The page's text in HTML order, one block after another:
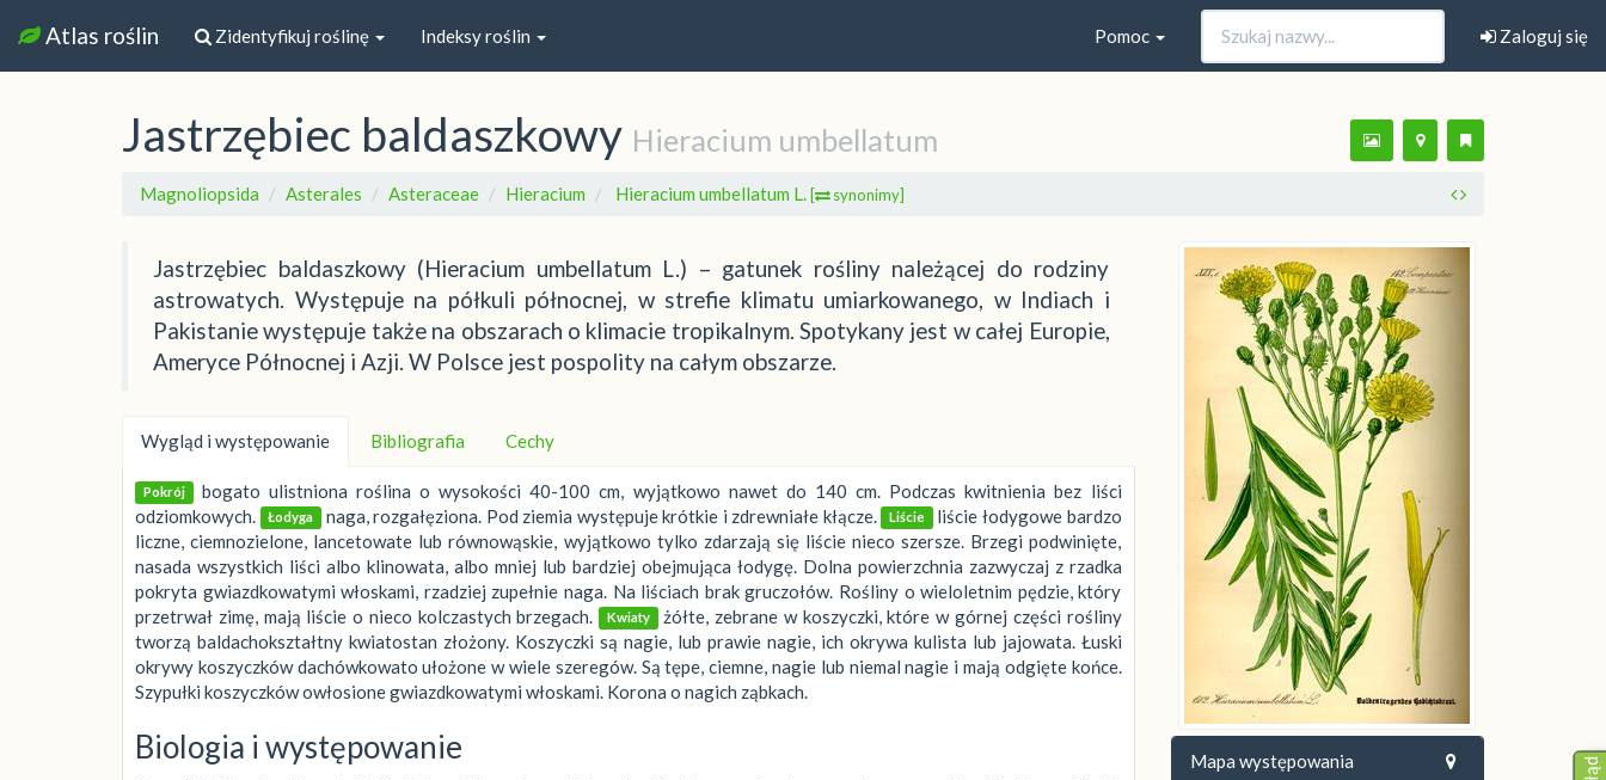
Atlas roślin Zidentyfikuj roślinę Indeksy roślin Zaloguj się
Pomoc
Jastrzębiec baldaszkowy Hieracium umbellatum
Magnoliopsida Asterales Asteraceae Hieracium Hieracium umbellatum L. [ synonimy]
Jastrzębiec baldaszkowy (Hieracium umbellatum L.) – gatunek rośliny należącej do rodziny
astrowatych. Występuje na półkuli północnej, w strefie klimatu umiarkowanego, w Indiach i
Pakistanie występuje także na obszarach o klimacie tropikalnym. Spotykany jest w całej Europie,
Ameryce Północnej i Azji. W Polsce jest pospolity na całym obszarze.
Wygląd i występowanie Bibliografia Cechy
Pokrój bogato ulistniona roślina o wysokości 40-100 cm, wyjątkowo nawet do 140 cm. Podczas kwitnienia bez liści
odziomkowych.
Łodyga naga, rozgałęziona. Pod ziemia występuje krótkie i zdrewniałe kłącze. Liście liście łodygowe bardzo
liczne, ciemnozielone, lancetowate lub równowąskie, wyjątkowo tylko zdarzają się liście nieco szersze. Brzegi podwinięte,
nasada wszystkich liści albo klinowata, albo mniej lub bardziej obejmująca łodygę. Dolna powierzchnia zazwyczaj z rzadka
pokryta gwiazdkowatymi włoskami, rzadziej zupełnie naga. Na liściach brak gruczołów. Rośliny o wieloletnim pędzie, który
przetrwał zimę, mają liście o nieco kolczastych brzegach.
Kwiaty żółte, zebrane w koszyczki, które w górnej części rośliny
tworzą baldachokształtny kwiatostan złożony. Koszyczki są nagie, lub prawie nagie, ich okrywa kulista lub jajowata. Łuski
okrywy koszyczków dachówkowato ułożone w wiele szeregów. Są tępe, ciemne, nagie lub niemal nagie i mają odgięte końce.
Szypułki koszyczków owłosione gwiazdkowatymi włoskami. Korona o nagich ząbkach.
Biologia i występowanie Mapa występowania